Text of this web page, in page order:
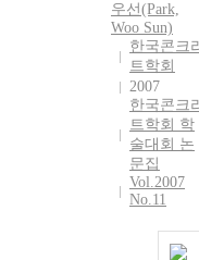
우선(Park,
Woo Sun)
한국콘크
트학회
2007
한국콘크
트학회 학
술대회 논
문집
Vol.2007
No.11